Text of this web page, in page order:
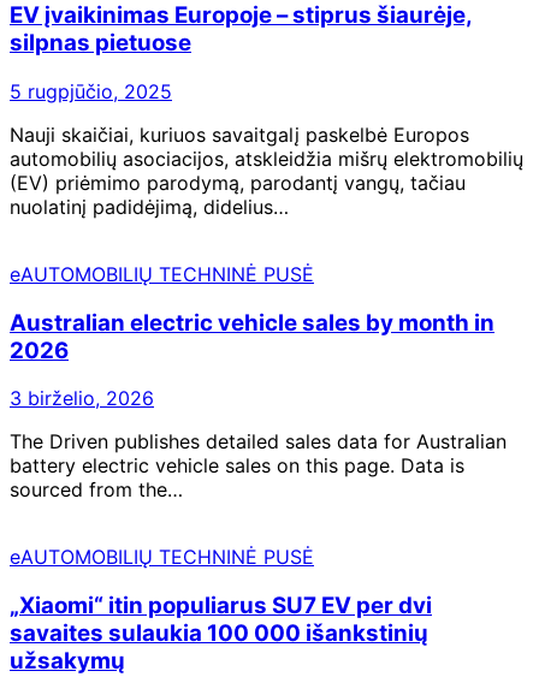
EV įvaikinimas Europoje – stiprus šiaurėje,
silpnas pietuose
5 rugpjūčio, 2025
Nauji skaičiai, kuriuos savaitgalį paskelbė Europos
automobilių asociacijos, atskleidžia mišrų elektromobilių
(EV) priėmimo parodymą, parodantį vangų, tačiau
nuolatinį padidėjimą, didelius…
eAUTOMOBILIŲ TECHNINĖ PUSĖ
Australian electric vehicle sales by month in
2026
3 birželio, 2026
The Driven publishes detailed sales data for Australian
battery electric vehicle sales on this page. Data is
sourced from the…
eAUTOMOBILIŲ TECHNINĖ PUSĖ
„Xiaomi“ itin populiarus SU7 EV per dvi
savaites sulaukia 100 000 išankstinių
užsakymų